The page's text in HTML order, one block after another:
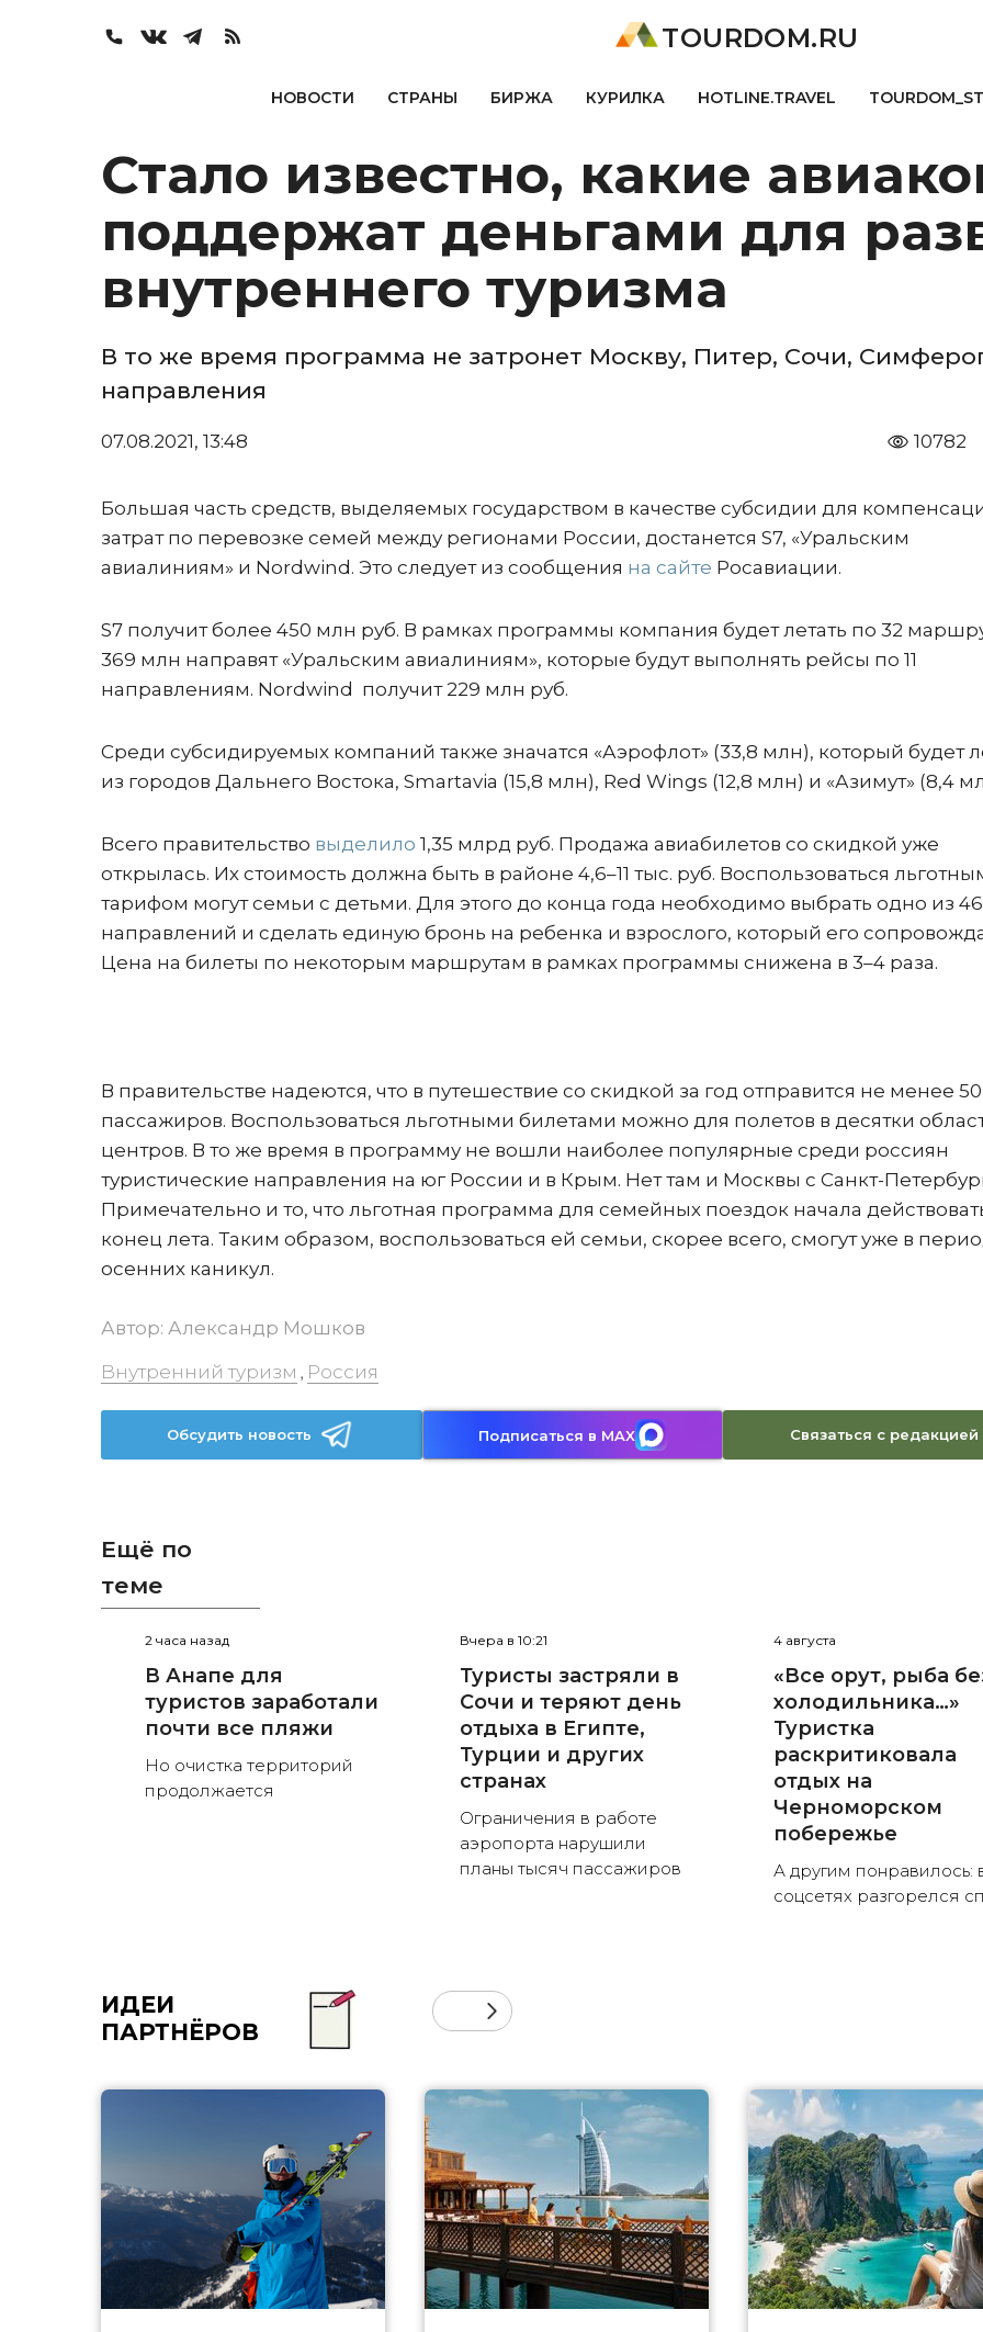
TOURDOM.RU
НОВОСТИ СТРАНЫ БИРЖА КУРИЛКА HOTLINE.TRAVEL
Стало известно, какие
поддержат деньгами для
внутреннего туризма
В то же время программа не затронет Москву, Питер, Сочи,
направления
07.08.2021, 13:48 10782
Большая часть средств, выделяемых государством в качестве субсидии для
затрат по перевозке семей между регионами России, достанется S7, «Уральским
авиалиниям» и Nordwind. Это следует из сообщения на сайте Росавиации.
S7 получит более 450 млн руб. В рамках программы компания будет летать по 32
369 млн направят «Уральским авиалиниям», которые будут выполнять рейсы по 11
направлениям. Nordwind получит 229 млн руб.
Среди субсидируемых компаний также значатся «Аэрофлот» (33,8 млн), который будет
из городов Дальнего Востока, Smartavia (15,8 млн), Red Wings (12,8 млн) и «Азимут» (8,4
Всего правительство выделило 1,35 млрд руб. Продажа авиабилетов со скидкой уже
открылась. Их стоимость должна быть в районе 4,6–11 тыс. руб. Воспользоваться
тарифом могут семьи с детьми. Для этого до конца года необходимо выбрать одно из 46
направлений и сделать единую бронь на ребенка и взрослого, который его
Цена на билеты по некоторым маршрутам в рамках программы снижена в 3–4 раза.
В правительстве надеются, что в путешествие со скидкой за год отправится не менее 50
пассажиров. Воспользоваться льготными билетами можно для полетов в десятки
центров. В то же время в программу не вошли наиболее популярные среди россиян
туристические направления на юг России и в Крым. Нет там и Москвы с Санкт-
Примечательно и то, что льготная программа для семейных поездок начала
конец лета. Таким образом, воспользоваться ей семьи, скорее всего, смогут уже в
осенних каникул.
Автор: Александр Мошков
Внутренний туризм , Россия
Обсудить новость Подписаться в MAX Связаться с редакцией
Ещё по
теме
2 часа назад
В Анапе для
туристов заработали
почти все пляжи
Но очистка территорий
продолжается
Вчера в 10:21
Туристы застряли в
Сочи и теряют день
отдыха в Египте,
Турции и других
странах
Ограничения в работе
аэропорта нарушили
планы тысяч пассажиров
4 августа
«Все орут, рыба
холодильника…»
Туристка
раскритиковала
отдых на
Черноморском
побережье
А другим понравилось:
соцсетях разгорелся
ИДЕИ
ПАРТНЁРОВ